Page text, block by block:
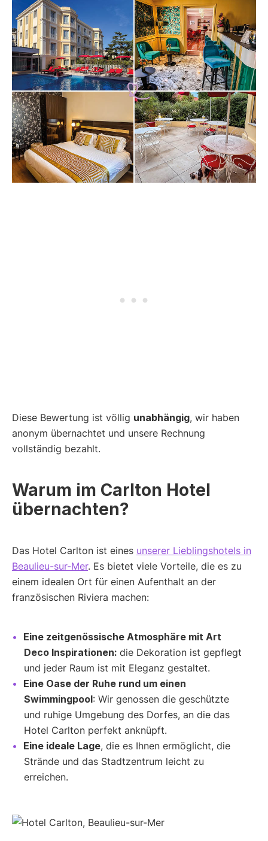
Diese Bewertung ist völlig unabhängig, wir haben
anonym übernachtet und unsere Rechnung
vollständig bezahlt.
Warum im Carlton Hotel
übernachten?
Das Hotel Carlton ist eines unserer Lieblingshotels in
Beaulieu-sur-Mer. Es bietet viele Vorteile, die es zu
einem idealen Ort für einen Aufenthalt an der
französischen Riviera machen:
Eine zeitgenössische Atmosphäre mit Art
Deco Inspirationen: die Dekoration ist gepflegt
und jeder Raum ist mit Eleganz gestaltet.
Eine Oase der Ruhe rund um einen
Swimmingpool: Wir genossen die geschützte
und ruhige Umgebung des Dorfes, an die das
Hotel Carlton perfekt anknüpft.
Eine ideale Lage, die es Ihnen ermöglicht, die
Strände und das Stadtzentrum leicht zu
erreichen.